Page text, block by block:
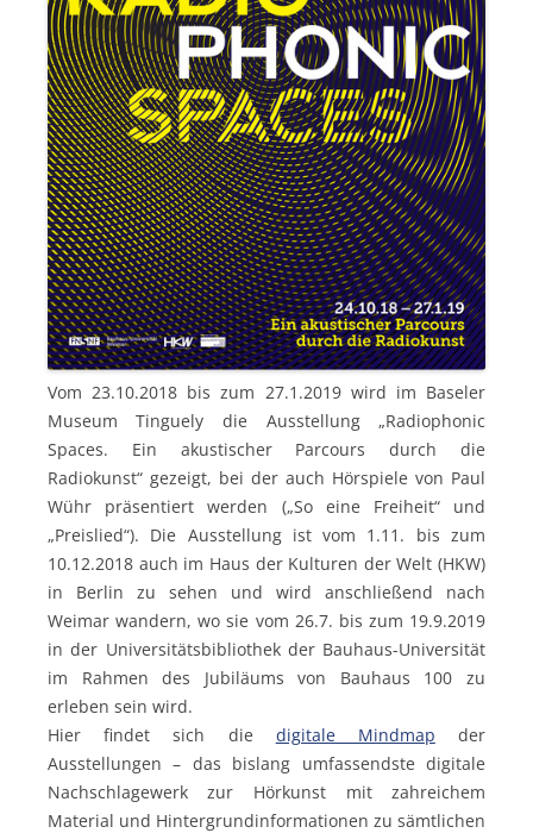
Vom 23.10.2018 bis zum 27.1.2019 wird im Baseler
Museum Tinguely die Ausstellung „Radiophonic
Spaces. Ein akustischer Parcours durch die
Radiokunst“ gezeigt, bei der auch Hörspiele von Paul
Wühr präsentiert werden („So eine Freiheit“ und
„Preislied“). Die Ausstellung ist vom 1.11. bis zum
10.12.2018 auch im Haus der Kulturen der Welt (HKW)
in Berlin zu sehen und wird anschließend nach
Weimar wandern, wo sie vom 26.7. bis zum 19.9.2019
in der Universitätsbibliothek der Bauhaus-Universität
im Rahmen des Jubiläums von Bauhaus 100 zu
erleben sein wird.
Hier findet sich die digitale Mindmap der
Ausstellungen – das bislang umfassendste digitale
Nachschlagewerk zur Hörkunst mit zahreichem
Material und Hintergrundinformationen zu sämtlichen